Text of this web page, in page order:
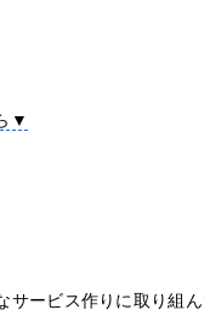
▼
ービス作りに取り組ん